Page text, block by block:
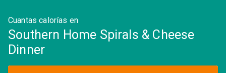
Cuantas calorías en
Southern Home Spirals & Cheese
Dinner